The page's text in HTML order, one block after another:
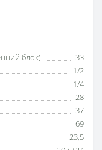
блок)
33
1/2
1/4
28
37
69
23,5